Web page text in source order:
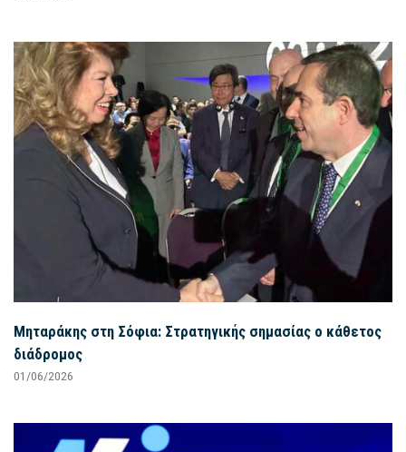
Μηταράκης στη Σόφια: Στρατηγικής σημασίας ο κάθετος
διάδρομος
01/06/2026